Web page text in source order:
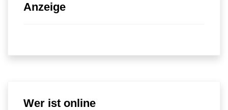
Anzeige
Wer ist online